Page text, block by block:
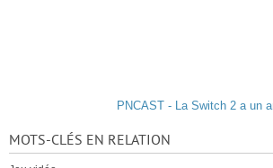
PNCAST - La Switch 2 a un
MOTS-CLÉS EN RELATION